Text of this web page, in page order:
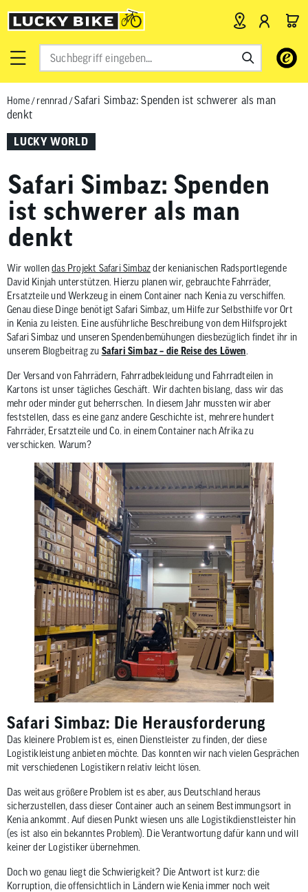
Verwende
Pfeile
nach
das
die
um
zum
gelangen.
Benutzer
von
Touch-
und
Home/rennrad /Safari Simbaz: Spenden ist schwerer als man
denkt
LUCKY WORLD
Safari Simbaz: Spenden
ist schwerer als man
denkt
Wir wollendas Projekt Safari Simbazder kenianischen Radsportlegende
David Kinjah unterstützen. Hierzu planen wir, gebrauchte Fahrräder,
Ersatzteile und Werkzeug in einem Container nach Kenia zu verschiffen.
Genau diese Dinge benötigt Safari Simbaz, um Hilfe zur Selbsthilfe vor Ort
in Kenia zu leisten. Eine ausführliche Beschreibung von dem Hilfsprojekt
Safari Simbaz und unseren Spendenbemühungen diesbezüglich findet ihr in
unserem Blogbeitrag zu Safari Simbaz – die Reise des Löwen
Der Versand von Fahrrädern, Fahrradbekleidung und Fahrradteilen in
Kartons ist unser tägliches Geschäft. Wir dachten bislang, dass wir das
mehr oder minder gut beherrschen. In diesem Jahr mussten wir aber
feststellen, dass es eine ganz andere Geschichte ist, mehrere hundert
Fahrräder, Ersatzteile und Co. in einem Container nach Afrika zu
verschicken. Warum?
Safari Simbaz: Die Herausforderung
Das kleinere Problem ist es, einen Dienstleister zu finden, der diese
Logistikleistung anbieten möchte. Das konnten wir nach vielen Gesprächen
mit verschiedenen Logistikern relativ leicht lösen.
Das weitaus größere Problem ist es aber, aus Deutschland heraus
sicherzustellen, dass dieser Container auch an seinem Bestimmungsort in
Kenia ankommt. Auf diesen Punkt wiesen uns alle Logistikdienstleister hin
(es ist also ein bekanntes Problem). Die Verantwortung dafür kann und will
keiner der Logistiker übernehmen.
Doch wo genau liegt die Schwierigkeit? Die Antwort ist kurz: die
Korruption, die offensichtlich in Ländern wie Kenia immer noch weit